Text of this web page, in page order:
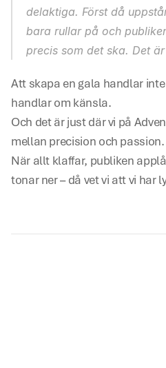
delaktiga. Först då
bara rullar på och
precis som det ska. Det
Att skapa en gala handlar
handlar om känsla.
Och det är just där vi på
mellan precision och passion.
När allt klaffar, publiken
tonar ner – då vet vi att vi har